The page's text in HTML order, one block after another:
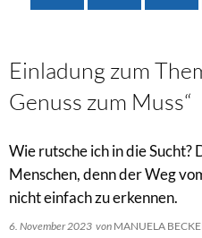
Einladung zum
Genuss zum Muss“
Wie rutsche ich in die Sucht?
Menschen, denn der Weg
nicht einfach zu erkennen.
6. November 2023 von MANUELA